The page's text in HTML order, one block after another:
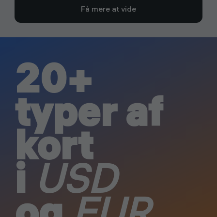
Få mere at vide
20+
typer af
kort
i USD